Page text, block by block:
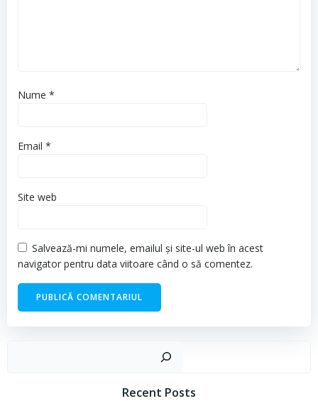
Nume *
Email *
Site web
Salvează-mi numele, emailul și site-ul web în acest
navigator pentru data viitoare când o să comentez.
Recent Posts